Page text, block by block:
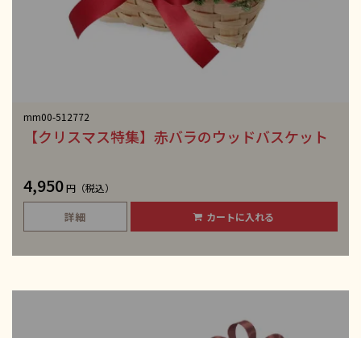
mm00-512772
【クリスマス特集】赤バラのウッドバスケット
4,950円（税込）
詳細 カートに入れる